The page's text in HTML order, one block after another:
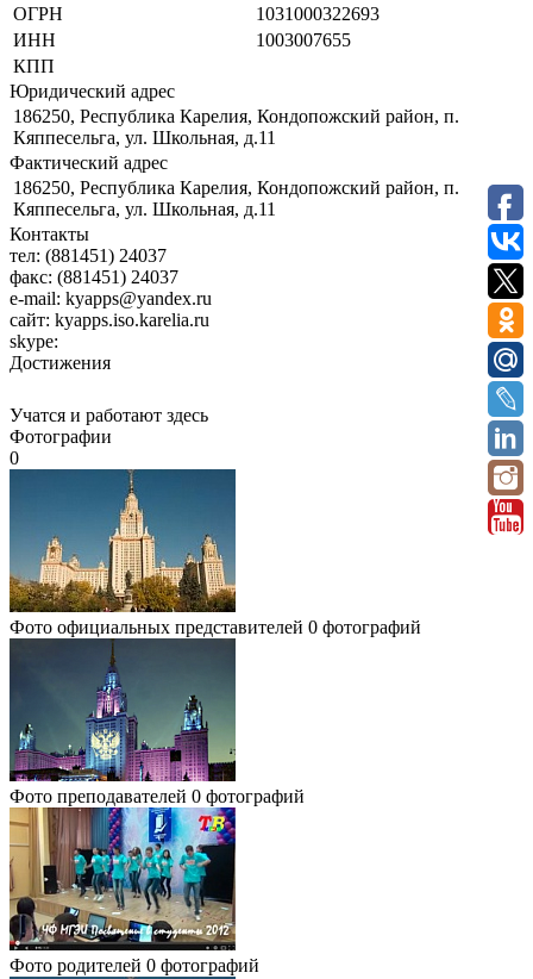
ОГРН
1031000322693
ИНН
1003007655
КПП
Юридический адрес
186250, Республика Карелия, Кондопожский район, п.
Кяппесельга, ул. Школьная, д.11
Фактический адрес
186250, Республика Карелия, Кондопожский район, п.
Кяппесельга, ул. Школьная, д.11
Контакты
тел: (881451) 24037
факс: (881451) 24037
e-mail: kyapps@yandex.ru
сайт: kyapps.iso.karelia.ru
skype:
Достижения
Учатся и работают здесь
Фотографии
0
Фото официальных представителей 0 фотографий
Фото преподавателей 0 фотографий
Фото родителей 0 фотографий